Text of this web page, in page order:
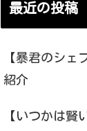
最近の投稿
【暴君のシェ
紹介
【いつかは賢